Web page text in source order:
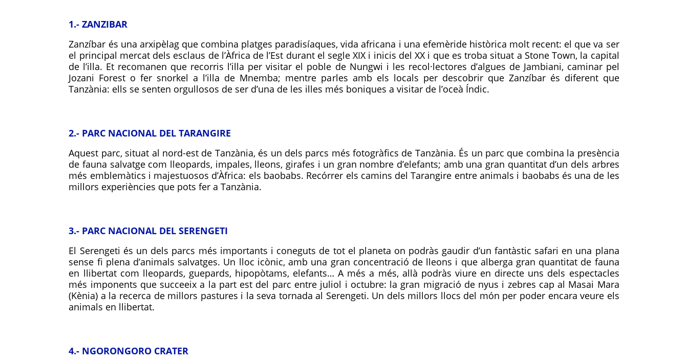
1.- ZANZIBAR
Zanzíbar és una arxipèlag que combina platges paradisíaques, vida africana i una efemèride històrica molt recent: el que va ser
el principal mercat dels esclaus de l’Àfrica de l’Est durant el segle XIX i inicis del XX i que es troba situat a Stone Town, la capital
de l’illa. Et recomanen que recorris l’illa per visitar el poble de Nungwi i les recol·lectores d’algues de Jambiani, caminar pel
Jozani Forest o fer snorkel a l’illa de Mnemba; mentre parles amb els locals per descobrir que Zanzíbar és diferent que
Tanzània: ells se senten orgullosos de ser d’una de les illes més boniques a visitar de l’oceà Índic.
2.- PARC NACIONAL DEL TARANGIRE
Aquest parc, situat al nord-est de Tanzània, és un dels parcs més fotogràfics de Tanzània. És un parc que combina la presència
de fauna salvatge com lleopards, impales, lleons, girafes i un gran nombre d’elefants; amb una gran quantitat d’un dels arbres
més emblemàtics i majestuosos d’Àfrica: els baobabs. Recórrer els camins del Tarangire entre animals i baobabs és una de les
millors experiències que pots fer a Tanzània.
3.- PARC NACIONAL DEL SERENGETI
El Serengeti és un dels parcs més importants i coneguts de tot el planeta on podràs gaudir d’un fantàstic safari en una plana
sense fi plena d’animals salvatges. Un lloc icònic, amb una gran concentració de lleons i que alberga gran quantitat de fauna
en llibertat com lleopards, guepards, hipopòtams, elefants… A més a més, allà podràs viure en directe uns dels espectacles
més imponents que succeeix a la part est del parc entre juliol i octubre: la gran migració de nyus i zebres cap al Masai Mara
(Kènia) a la recerca de millors pastures i la seva tornada al Serengeti. Un dels millors llocs del món per poder encara veure els
animals en llibertat.
4.- NGORONGORO CRATER